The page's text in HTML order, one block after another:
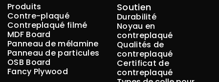
Produits
Contre-plaqué
Contreplaqué filmé
MDF Board
Panneau de mélamine
Panneau de particules
OSB Board
Fancy Plywood
Soutien
Durabilité
Noyau en
contreplaqué
Qualités de
contreplaqué
Certificat de
contreplaqué